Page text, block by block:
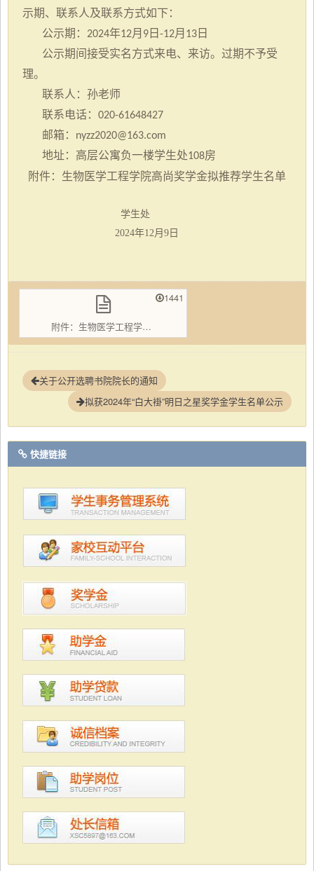
示期、联系人及联系方式如下：
公示期： 2024年12月 9 日 -12月 13 日
公示期间接受实名方式来电、来访。过期不予受
理。
联系人：孙老师
联系电话： 020-61648427
邮箱： nyzz2020@163.com
地址：高层公寓负一楼学生处108房
附件： 生物医学工程学院高尚奖学金拟推荐学生名单
学生处
2024年12月9日
附件：生物医学工程学院高尚奖学金拟推荐学生名单.xls
1441
关于公开选聘书院院长的通知
拟获2024年“白大褂”明日之星奖学金学生名单公示
快捷链接